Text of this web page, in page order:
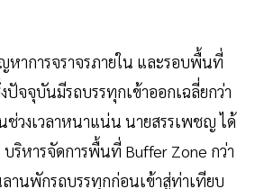
หาการจราจรภายใน และรอบพื้นที่
ปัจจุบันมีรถบรรทุกเข้าออกเฉลี่ยกว่า
ช่วงเวลาหนาแน่น นายสรรเพชญ ได้
ริหารจัดการพื้นที่ Buffer Zone กว่า
ลานพักรถบรรทุกก่อนเข้าสู่ท่าเทียบ